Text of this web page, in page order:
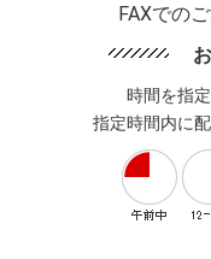
FAXでの
時間を指
指定時間内に